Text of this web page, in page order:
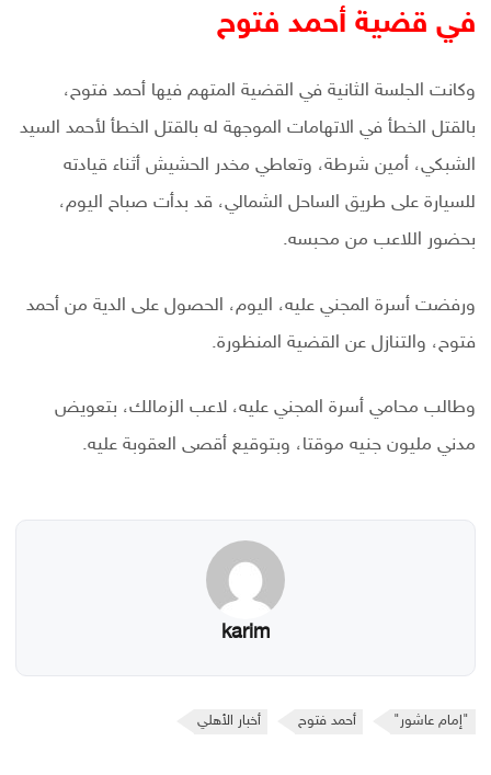
في قضية أحمد فتوح
وكانت الجلسة الثانية في القضية المتهم فيها أحمد فتوح،
بالقتل الخطأ في الاتهامات الموجهة له بالقتل الخطأ لأحمد السيد
الشبكي، أمين شرطة، وتعاطي مخدر الحشيش أثناء قيادته
للسيارة على طريق الساحل الشمالي، قد بدأت صباح اليوم،
بحضور اللاعب من محبسه.
ورفضت أسرة المجني عليه، اليوم، الحصول على الدية من أحمد
فتوح، والتنازل عن القضية المنظورة.
وطالب محامي أسرة المجني عليه، لاعب الزمالك، بتعويض
مدني مليون جنيه موقتا، وبتوقيع أقصى العقوبة عليه.
karim
"إمام عاشور" أحمد فتوح أخبار الأهلي